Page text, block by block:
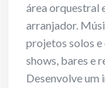
área orquestral
arranjador.
projetos solos e
shows, bares e
Desenvolve um